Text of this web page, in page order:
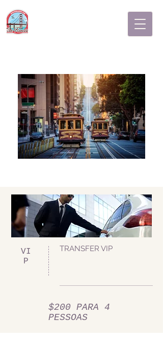
TRANSFER VIP
VI
P
$200 PARA 4
PESSOAS